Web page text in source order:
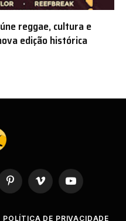
reggae, cultura e
edição histórica
PinterestVimeo YouTube
POLÍTICA DE PRIVACIDADE